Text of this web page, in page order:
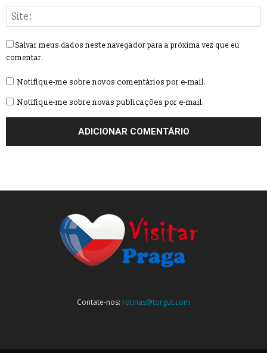
Salvar meus dados neste navegador para a próxima vez que eu
comentar.
Notifique-me sobre novos comentários por e-mail.
Notifique-me sobre novas publicações por e-mail.
Contate-nos: rotinas@torgut.com